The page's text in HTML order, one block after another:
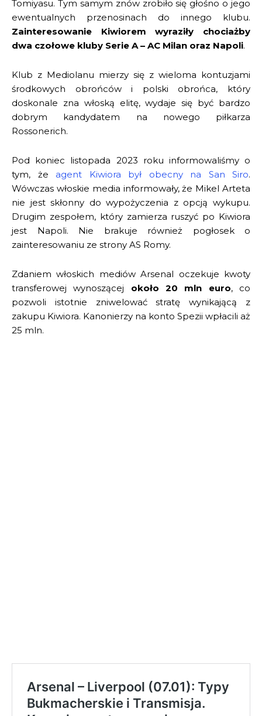
Tomiyasu. Tym samym znów zrobiło się głośno o jego
ewentualnych przenosinach do innego klubu.
Zainteresowanie Kiwiorem wyraziły chociażby
dwa czołowe kluby Serie A – AC Milan oraz Napoli.
Klub z Mediolanu mierzy się z wieloma kontuzjami
środkowych obrońców i polski obrońca, który
doskonale zna włoską elitę, wydaje się być bardzo
dobrym kandydatem na nowego piłkarza
Rossonerich.
Pod koniec listopada 2023 roku informowaliśmy o
tym, że agent Kiwiora był obecny na San Siro.
Wówczas włoskie media informowały, że Mikel Arteta
nie jest skłonny do wypożyczenia z opcją wykupu.
Drugim zespołem, który zamierza ruszyć po Kiwiora
jest Napoli. Nie brakuje również pogłosek o
zainteresowaniu ze strony AS Romy.
Zdaniem włoskich mediów Arsenal oczekuje kwoty
transferowej wynoszącej około 20 mln euro, co
pozwoli istotnie zniwelować stratę wynikającą z
zakupu Kiwiora. Kanonierzy na konto Spezii wpłacili aż
25 mln.